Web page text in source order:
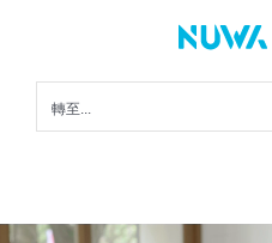
content
轉至...